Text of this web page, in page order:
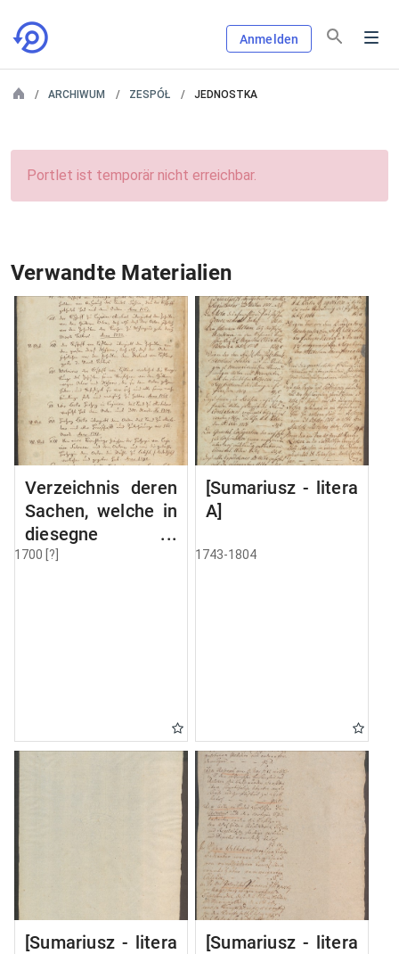
Anmelden
ARCHIWUM ZESPÓŁ JEDNOSTKA
Portlet ist temporär nicht erreichbar.
Verwandte Materialien
Verzeichnis deren
Sachen, welche in
diesegne
Volumine MSC
1700 [?]
[Sumariusz - litera
A]
1743-1804
[Sumariusz - litera
[Sumariusz - litera